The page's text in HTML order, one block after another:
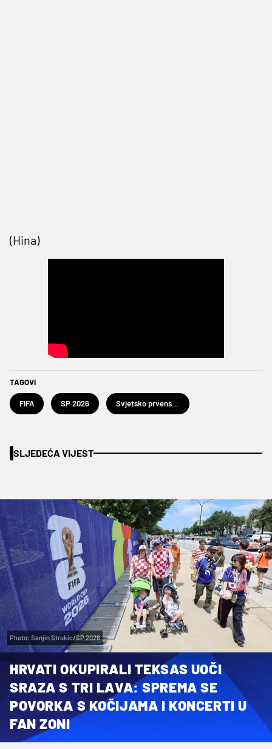
(Hina)
TAGOVI
FIFA SP 2026
SLJEDEĆA VIJEST
Photo: Sanjin Strukic/SP 2026
HRVATI OKUPIRALI TEKSAS UOČI
SRAZA S TRI LAVA: SPREMA SE
POVORKA S KOČIJAMA I KONCERTI U
FAN ZONI